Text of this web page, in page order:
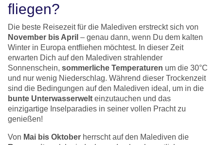
fliegen?
Die beste Reisezeit für die Malediven erstreckt sich von
November bis April – genau dann, wenn Du dem kalten
Winter in Europa entfliehen möchtest. In dieser Zeit
erwarten Dich auf den Malediven strahlender
Sonnenschein, sommerliche Temperaturen um die 30°C
und nur wenig Niederschlag. Während dieser Trockenzeit
sind die Bedingungen auf den Malediven ideal, um in die
bunte Unterwasserwelt einzutauchen und das
einzigartige Inselparadies in seiner vollen Pracht zu
genießen!
Von Mai bis Oktober herrscht auf den Malediven die